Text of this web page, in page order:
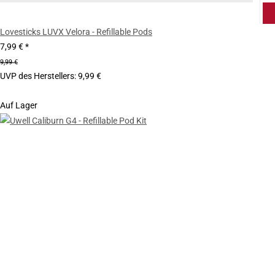
Lovesticks LUVX Velora - Refillable Pods
7,99 €*
9,99 €
UVP des Herstellers:9,99 €
Auf Lager